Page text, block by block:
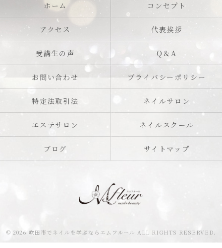
ホーム コンセプト
アクセス 代表挨拶
受講生の声 Q＆A
お問い合わせ プライバシーポリシー
特定法取引法 ネイルサロン
エステサロン ネイルスクール
ブログ サイトマップ
© 2026 吹田市でネイルを学ぶならエムフルール ALL RIGHTS RESERVED.